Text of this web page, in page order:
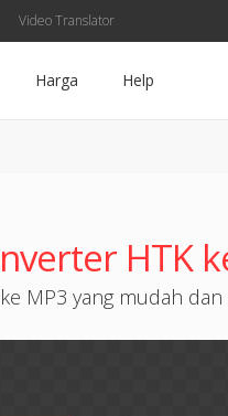
Video Translator
Harga Help
HTK
MP3 yang mudah